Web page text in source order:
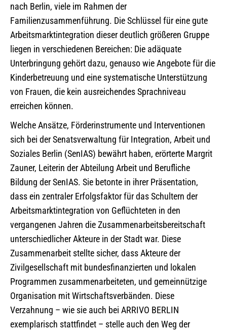
nach Berlin, viele im Rahmen der
Familienzusammenführung. Die Schlüssel für eine gute
Arbeitsmarktintegration dieser deutlich größeren Gruppe
liegen in verschiedenen Bereichen: Die adäquate
Unterbringung gehört dazu, genauso wie Angebote für die
Kinderbetreuung und eine systematische Unterstützung
von Frauen, die kein ausreichendes Sprachniveau
erreichen können.
Welche Ansätze, Förderinstrumente und Interventionen
sich bei der Senatsverwaltung für Integration, Arbeit und
Soziales Berlin (SenIAS) bewährt haben, erörterte Margrit
Zauner, Leiterin der Abteilung Arbeit und Berufliche
Bildung der SenIAS. Sie betonte in ihrer Präsentation,
dass ein zentraler Erfolgsfaktor für das Schultern der
Arbeitsmarktintegration von Geflüchteten in den
vergangenen Jahren die Zusammenarbeitsbereitschaft
unterschiedlicher Akteure in der Stadt war. Diese
Zusammenarbeit stellte sicher, dass Akteure der
Zivilgesellschaft mit bundesfinanzierten und lokalen
Programmen zusammenarbeiteten, und gemeinnützige
Organisation mit Wirtschaftsverbänden. Diese
Verzahnung – wie sie auch bei ARRIVO BERLIN
exemplarisch stattfindet – stelle auch den Weg der